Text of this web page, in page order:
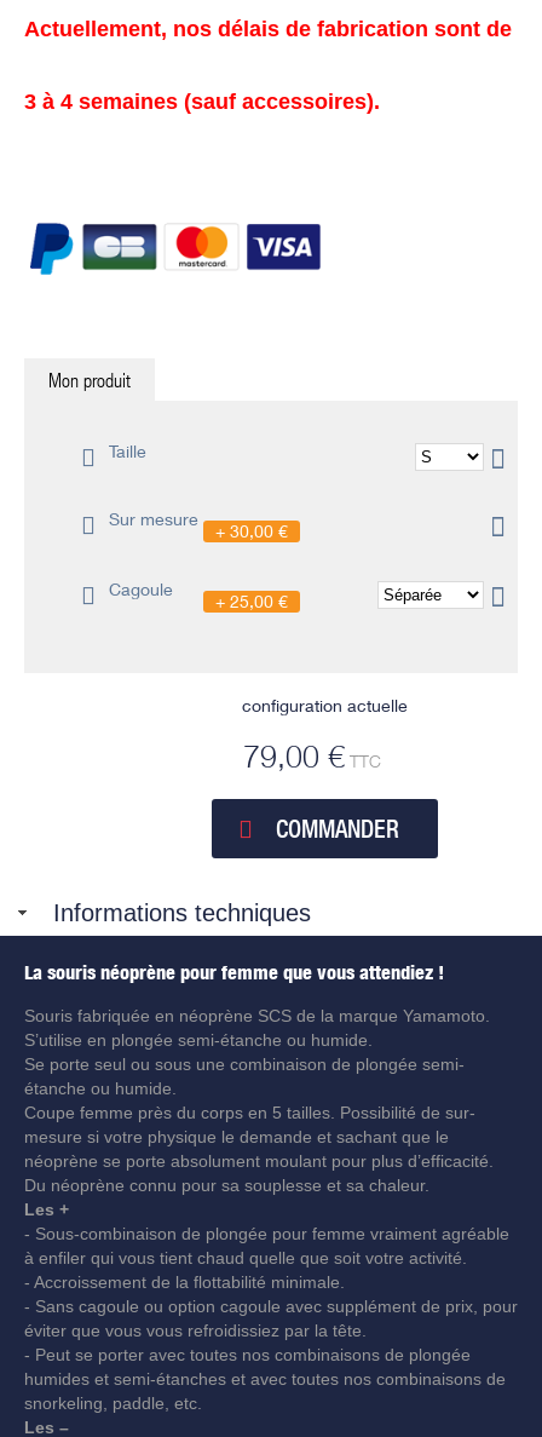
Actuellement, nos délais de fabrication sont de
3 à 4 semaines (sauf accessoires).
Mon produit
Taille
Sur mesure
30,00 €
Cagoule
25,00 €
configuration actuelle
79,00 € TTC
COMMANDER
Informations techniques
La souris néoprène pour femme que vous attendiez !
Souris fabriquée en néoprène SCS de la marque Yamamoto.
S’utilise en plongée semi-étanche ou humide.
Se porte seul ou sous une combinaison de plongée semi-
étanche ou humide.
Coupe femme près du corps en 5 tailles. Possibilité de sur-
mesure si votre physique le demande et sachant que le
néoprène se porte absolument moulant pour plus d’efficacité.
Du néoprène connu pour sa souplesse et sa chaleur.
Les +
- Sous-combinaison de plongée pour femme vraiment agréable
à enfiler qui vous tient chaud quelle que soit votre activité.
- Accroissement de la flottabilité minimale.
- Sans cagoule ou option cagoule avec supplément de prix, pour
éviter que vous vous refroidissiez par la tête.
- Peut se porter avec toutes nos combinaisons de plongée
humides et semi-étanches et avec toutes nos combinaisons de
snorkeling, paddle, etc.
Les –